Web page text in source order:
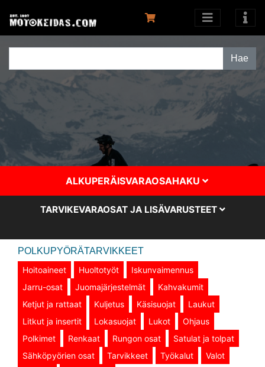
ALKUPERÄISVARAOSAHAKU
TARVIKEVARAOSAT JA LISÄVARUSTEET
POLKUPYÖRÄTARVIKKEET
Hoitoaineet
Huoltotyöt
Iskunvaimennus
Jarru-osat
Juomajärjestelmät
Kahvakumit
Ketjut ja rattaat
Kuljetus Käsisuojat
Laukut
Litkut ja insertit
Lokasuojat Lukot
Ohjaus
Polkimet
Renkaat Rungon osat
Satulat ja tolpat
Sähköpyörien osat
Tarvikkeet Työkalut
Valot